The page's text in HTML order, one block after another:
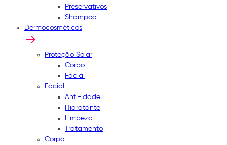
Preservativos
Shampoo
Dermocosméticos
Proteção Solar
Corpo
Facial
Facial
Anti-idade
Hidratante
Limpeza
Tratamento
Corpo